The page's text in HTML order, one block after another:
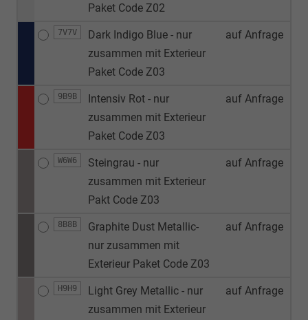
Paket Code Z02
7V7V
Dark Indigo Blue - nur
zusammen mit Exterieur
Paket Code Z03
auf Anfrage
9B9B
Intensiv Rot - nur
zusammen mit Exterieur
Paket Code Z03
auf Anfrage
W6W6
Steingrau - nur
zusammen mit Exterieur
Pakt Code Z03
auf Anfrage
8B8B
Graphite Dust Metallic-
nur zusammen mit
Exterieur Paket Code Z03
auf Anfrage
H9H9
Light Grey Metallic - nur
zusammen mit Exterieur
auf Anfrage